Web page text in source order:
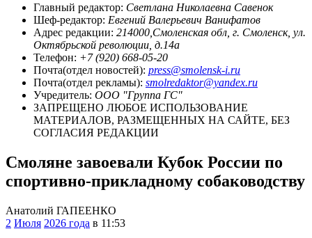
Главный редактор: Светлана Николаевна Савенок
Шеф-редактор: Евгений Валерьевич Ванифатов
Адрес редакции: 214000,Смоленская обл, г. Смоленск, ул.
Октябрьской революции, д.14а
Телефон: +7 (920) 668-05-20
Почта(отдел новостей): press@smolensk-i.ru
Почта(отдел рекламы): smolredaktor@yandex.ru
Учредитель: ООО "Группа ГС"
ЗАПРЕЩЕНО ЛЮБОЕ ИСПОЛЬЗОВАНИЕ
МАТЕРИАЛОВ, РАЗМЕЩЕННЫХ НА САЙТЕ, БЕЗ
СОГЛАСИЯ РЕДАКЦИИ
Смоляне завоевали Кубок России по
спортивно-прикладному собаководству
Анатолий ГАПЕЕНКО
2 Июля 2026 года в 11:53